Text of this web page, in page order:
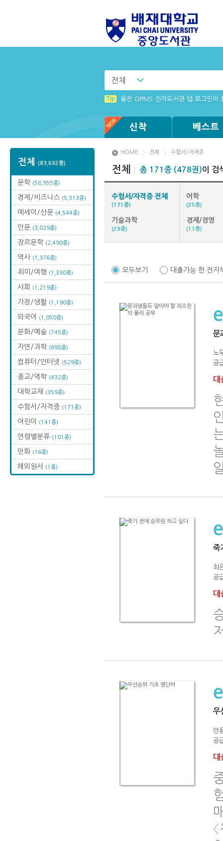
전체
Tip 웅진 OPMS 전자도서관 앱 로그인이
신착 베스트
전체 (83,692종)
문학 (58,955종)
경제/비즈니스 (5,313종)
에세이/산문 (4,544종)
인문 (3,029종)
장르문학 (2,490종)
역사 (1,376종)
취미/여행 (1,330종)
사회 (1,219종)
가정/생활 (1,190종)
외국어 (1,050종)
문화/예술 (745종)
자연/과학 (698종)
컴퓨터/인터넷 (529종)
종교/역학 (432종)
대학교재 (359종)
수험서/자격증 (171종)
어린이 (141종)
연령별분류 (101종)
만화 (16종)
해외원서 (1종)
HOME 전체 수험서/자격증
전체 총 171종 (478권)이 검
수험서/자격증 전체
(171종)
어학
(25종)
기술과학
(29종)
경제/경영
(11종)
모두보기 대출가능 한 전자
문
노
공
대
죽
최
공
대
우
안
공
대